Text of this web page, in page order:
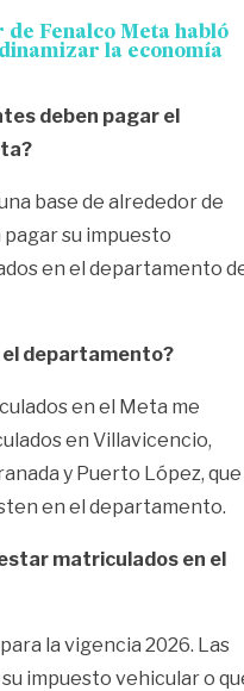
Fenalco Meta habló
la economía
deben pagar el
base de alrededor de
su impuesto
en el departamento
departamento?
en el Meta me
en Villavicencio,
y Puerto López, que
en el departamento.
matriculados en el
la vigencia 2026. Las
impuesto vehicular o